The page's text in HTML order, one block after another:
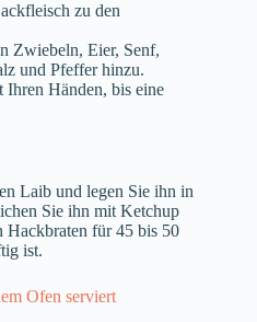
zu den
Zwiebeln, Eier, Senf,
und Pfeffer hinzu.
Ihren Händen, bis eine
Laib und legen Sie ihn in
Sie ihn mit Ketchup
Hackbraten für 45 bis 50
ist.
Ofen serviert